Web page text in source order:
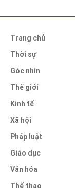
Trang chủ
Thời sự
Góc nhìn
Thế giới
Kinh tế
Xã hội
Pháp luật
Giáo dục
Văn hóa
Thể thao